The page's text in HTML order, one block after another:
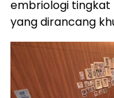
embriologi tingkat
yang dirancang